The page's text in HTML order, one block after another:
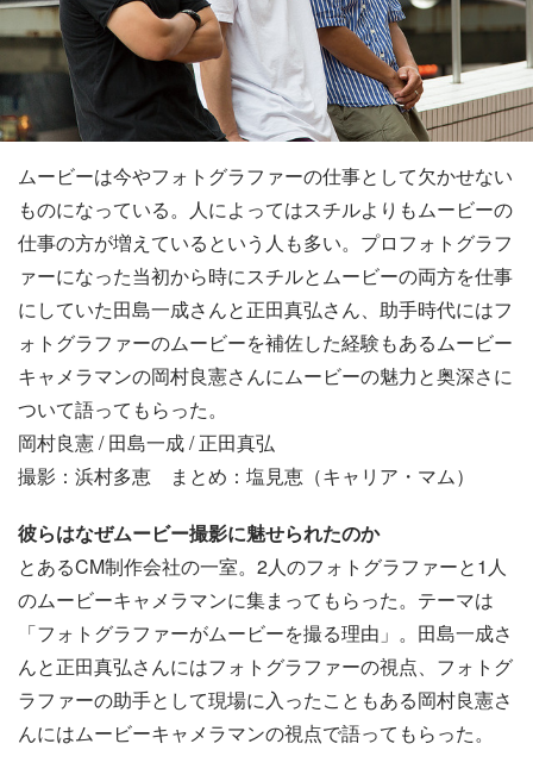
ムービーは今やフォトグラファーの仕事として欠かせない
ものになっている。人によってはスチルよりもムービーの
仕事の方が増えているという人も多い。プロフォトグラフ
ァーになった当初から時にスチルとムービーの両方を仕事
にしていた田島一成さんと正田真弘さん、助手時代にはフ
ォトグラファーのムービーを補佐した経験もあるムービー
キャメラマンの岡村良憲さんにムービーの魅力と奥深さに
ついて語ってもらった。
岡村良憲 / 田島一成 / 正田真弘
撮影：浜村多恵 まとめ：塩見恵（キャリア・マム）
彼らはなぜムービー撮影に魅せられたのか
とあるCM制作会社の一室。2人のフォトグラファーと1人
のムービーキャメラマンに集まってもらった。テーマは
「フォトグラファーがムービーを撮る理由」。田島一成さ
んと正田真弘さんにはフォトグラファーの視点、フォトグ
ラファーの助手として現場に入ったこともある岡村良憲さ
んにはムービーキャメラマンの視点で語ってもらった。